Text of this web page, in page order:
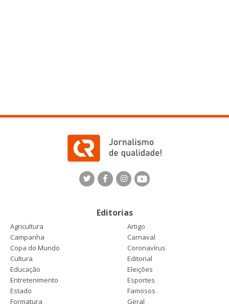
Editorias
Agricultura
Artigo
Campanha
Carnaval
Copa do Mundo
Coronavírus
Cultura
Editorial
Educação
Eleições
Entretenimento
Esportes
Estado
Famosos
Formatura
Geral